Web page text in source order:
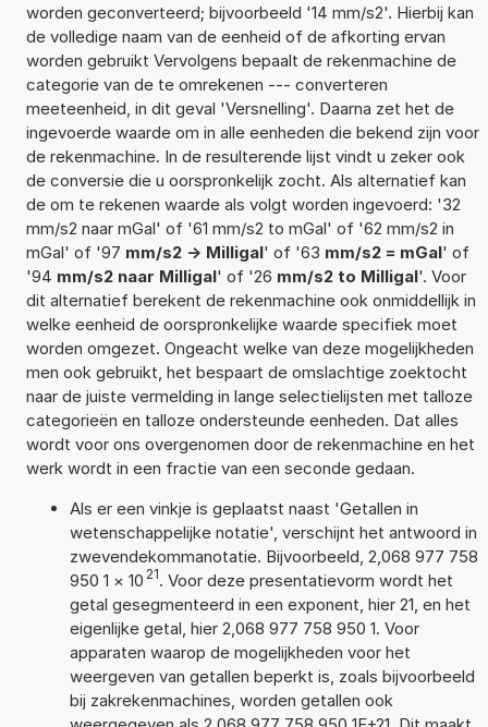
worden geconverteerd; bijvoorbeeld '14 mm/s2'. Hierbij kan
de volledige naam van de eenheid of de afkorting ervan
worden gebruikt Vervolgens bepaalt de rekenmachine de
categorie van de te omrekenen --- converteren
meeteenheid, in dit geval 'Versnelling'. Daarna zet het de
ingevoerde waarde om in alle eenheden die bekend zijn voor
de rekenmachine. In de resulterende lijst vindt u zeker ook
de conversie die u oorspronkelijk zocht. Als alternatief kan
de om te rekenen waarde als volgt worden ingevoerd: '32
mm/s2 naar mGal' of '61 mm/s2 to mGal' of '62 mm/s2 in
mGal' of '97 mm/s2 -> Milligal' of '63 mm/s2 = mGal' of
'94 mm/s2 naar Milligal' of '26 mm/s2 to Milligal'. Voor
dit alternatief berekent de rekenmachine ook onmiddellijk in
welke eenheid de oorspronkelijke waarde specifiek moet
worden omgezet. Ongeacht welke van deze mogelijkheden
men ook gebruikt, het bespaart de omslachtige zoektocht
naar de juiste vermelding in lange selectielijsten met talloze
categorieën en talloze ondersteunde eenheden. Dat alles
wordt voor ons overgenomen door de rekenmachine en het
werk wordt in een fractie van een seconde gedaan.
Als er een vinkje is geplaatst naast 'Getallen in
wetenschappelijke notatie', verschijnt het antwoord in
zwevendekommanotatie. Bijvoorbeeld, 2,068 977 758
950 1 × 10 21. Voor deze presentatievorm wordt het
getal gesegmenteerd in een exponent, hier 21, en het
eigenlijke getal, hier 2,068 977 758 950 1. Voor
apparaten waarop de mogelijkheden voor het
weergeven van getallen beperkt is, zoals bijvoorbeeld
bij zakrekenmachines, worden getallen ook